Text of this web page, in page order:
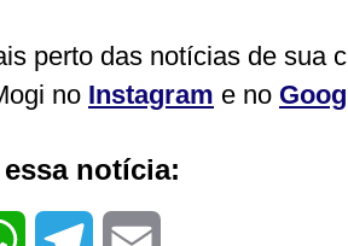
perto das notícias de sua
no Instagram e no
notícia: